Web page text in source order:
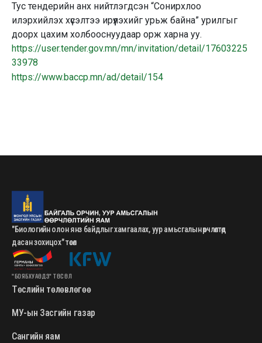
Тус тендерийн анх нийтлэгдсэн “Сонирхлоо
илэрхийлэх хүсэлтээ ирүүлэхийг урьж байна” урилгыг
доорх цахим холбооснуудаар орж харна уу.
https://user.tender.gov.mn/mn/invitation/detail/17603225
33978
https://www.baccp.mn/ad/detail/154
"Биологийн олон янз байдлыг хамгаалах, уур амьсгалын өөрчлөлтөд
дасан зохицох" төсөл
"БОЯБХУАӨДЗ" ТӨСӨЛ
Төслийн төлөвлөгөө
МУ-ын Засгийн газар
Сангийн яам